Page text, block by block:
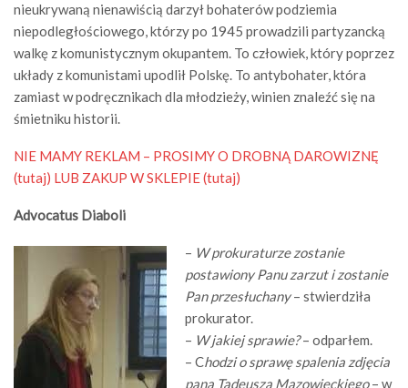
nieukrywaną nienawiścią darzył bohaterów podziemia
niepodległościowego, którzy po 1945 prowadzili partyzancką
walkę z komunistycznym okupantem. To człowiek, który poprzez
układy z komunistami upodlił Polskę. To antybohater, która
zamiast w podręcznikach dla młodzieży, winien znaleźć się na
śmietniku historii.
NIE MAMY REKLAM – PROSIMY O DROBNĄ DAROWIZNĘ
(tutaj) LUB ZAKUP W SKLEPIE (tutaj)
Advocatus Diaboli
– W prokuraturze zostanie
postawiony Panu zarzut i zostanie
Pan przesłuchany– stwierdziła
prokurator.
– W jakiej sprawie?– odparłem.
– Chodzi o sprawę spalenia zdjęcia
pana Tadeusza Mazowieckiego– w